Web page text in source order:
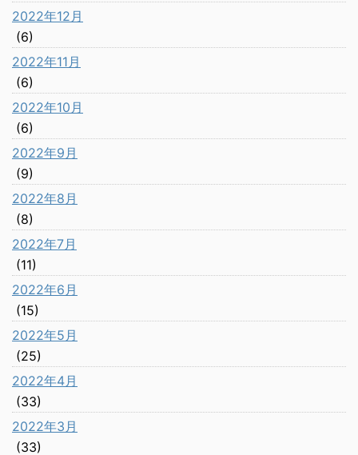
2022年12月
(6)
2022年11月
(6)
2022年10月
(6)
2022年9月
(9)
2022年8月
(8)
2022年7月
(11)
2022年6月
(15)
2022年5月
(25)
2022年4月
(33)
2022年3月
(33)